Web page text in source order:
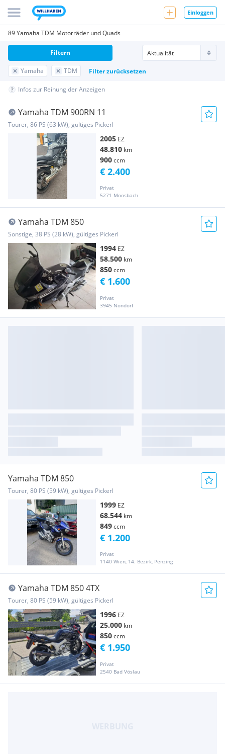
Einloggen
89 Yamaha TDM Motorräder und Quads
Yamaha TDM Filter zurücksetzen
Filtern
Infos zur Reihung der Anzeigen
Yamaha TDM 900RN 11
Tourer, 86 PS (63 kW), gültiges Pickerl
2005 EZ
48.810 km
900ccm
Privat
5271 Moosbach
€ 2.400
Yamaha TDM 850
Sonstige, 38 PS (28 kW), gültiges Pickerl
1994 EZ
58.500 km
850ccm
Privat
3945 Nondorf
€ 1.600
Yamaha TDM 850
Tourer, 80 PS (59 kW), gültiges Pickerl
1999 EZ
68.544 km
849ccm
Privat
1140 Wien, 14. Bezirk, Penzing
€ 1.200
Yamaha TDM 850 4TX
Tourer, 80 PS (59 kW), gültiges Pickerl
1996 EZ
25.000 km
850ccm
Privat
2540 Bad Vöslau
€ 1.950